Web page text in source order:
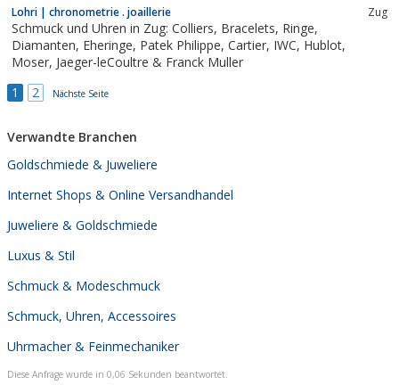
individuellen Ansprüchen und Kundenwünschen geht. Sie finden
uns an der Bahnhofstrasse im Herzen...
Lohri | chronometrie . joaillerie Zug
Schmuck und Uhren in Zug: Colliers, Bracelets, Ringe,
Diamanten, Eheringe, Patek Philippe, Cartier, IWC, Hublot,
Moser, Jaeger-leCoultre & Franck Muller
1
2 Nächste Seite
Verwandte Branchen
Goldschmiede & Juweliere
Internet Shops & Online Versandhandel
Juweliere & Goldschmiede
Luxus & Stil
Schmuck & Modeschmuck
Schmuck, Uhren, Accessoires
Uhrmacher & Feinmechaniker
Diese Anfrage wurde in 0,06 Sekunden beantwortet.